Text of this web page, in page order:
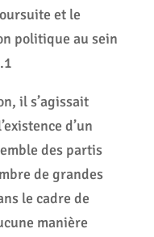
et le
politique au sein
il s’agissait
d’un
des partis
de grandes
le cadre de
manière